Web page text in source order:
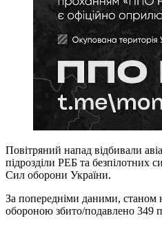
Повітряний напад відбивали
підрозділи РЕБ та безпілотних
Сил оборони України.
За попередніми даними, станом
обороною збито/подавлено 349